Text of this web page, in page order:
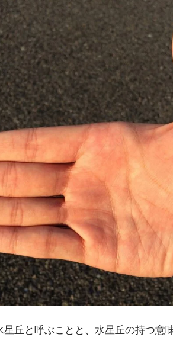
星丘と呼ぶことと、水星丘の持つ意